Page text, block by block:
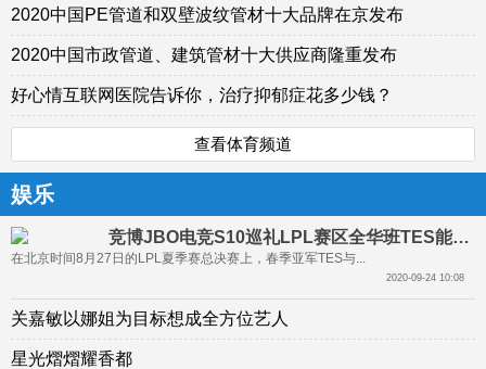
2020中国PE管道和双壁波纹管材十大品牌在京发布
2020中国市政管道、建筑管材十大供应商隆重发布
好心情互联网医院告诉你，治疗抑郁症花多少钱？
查看体育频道
娱乐
竞博JBO电竞S10巡礼LPL赛区全华班TES能否夺S10冠军
在北京时间8月27日的LPL夏季赛总决赛上，春季亚军TES与...
2020-09-24 10:08
关嘉敏以娜姐为目标想成全方位艺人
星光熠熠耀香都